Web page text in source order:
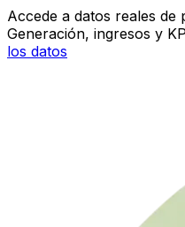
Accede a datos reales de
Generación, ingresos y
los datos